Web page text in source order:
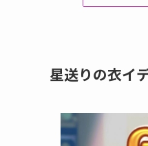
星送りの衣イ